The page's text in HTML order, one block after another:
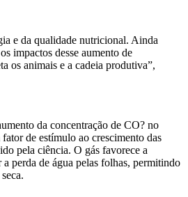
e da qualidade nutricional. Ainda
impactos desse aumento de
os animais e a cadeia produtiva”,
da concentração de CO? no
de estímulo ao crescimento das
pela ciência. O gás favorece a
perda de água pelas folhas, permitindo